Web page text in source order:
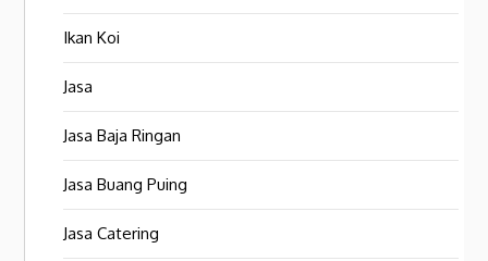
Ikan Koi
Jasa
Jasa Baja Ringan
Jasa Buang Puing
Jasa Catering